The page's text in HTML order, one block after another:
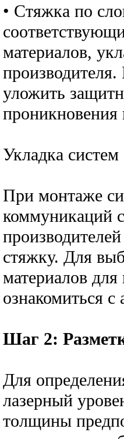
• Стяжка по
материалов,
уложить
проникновения
Укладка
При монтаже
коммуникаций
стяжку. Для
материалов
ознакомиться
Шаг 2:
Для
лазерный
толщины